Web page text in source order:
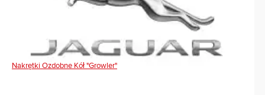
Nakrętki Ozdobne Kół "Growler"